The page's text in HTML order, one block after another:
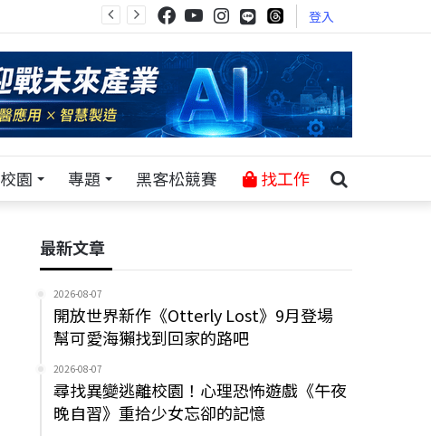
登入
校園 專題 黑客松競賽 找工作
最新文章
2026-08-07
開放世界新作《Otterly Lost》9月登場
幫可愛海獺找到回家的路吧
2026-08-07
尋找異變逃離校園！心理恐怖遊戲《午夜
晚自習》重拾少女忘卻的記憶